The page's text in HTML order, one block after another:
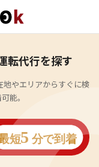
転代行を探す
やエリアからすぐに検
能。